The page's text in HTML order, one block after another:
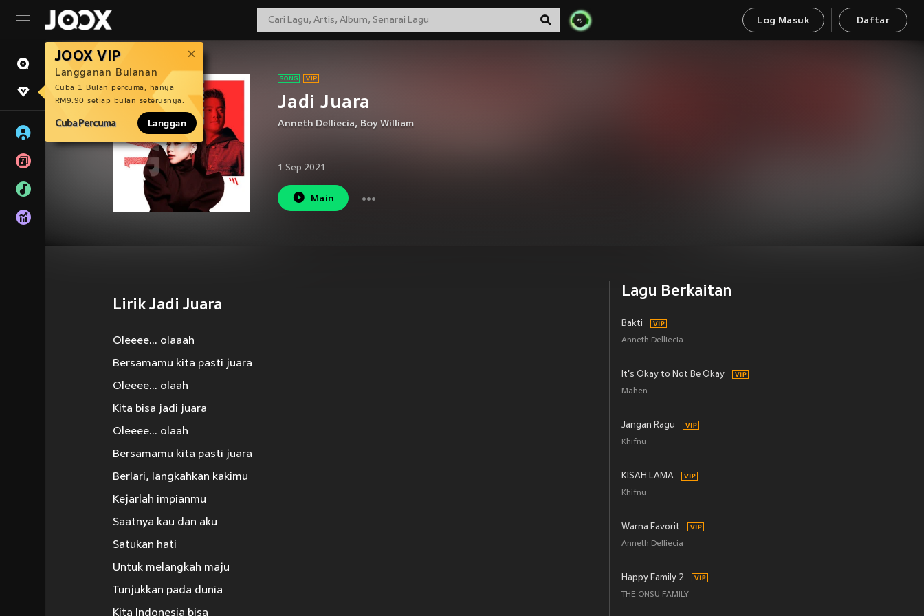
Log Masuk Daftar
JOOX VIP
Langganan Bulanan
Cuba 1 Bulan percuma, hanya
RM9.90 setiap bulan seterusnya.
Cuba Percuma Langgan
Jadi Juara
Anneth Delliecia, Boy William
1 Sep 2021
Main
Lirik Jadi Juara
Oleeee... olaaah
Bersamamu kita pasti juara
Oleeee... olaah
Kita bisa jadi juara
Oleeee... olaah
Bersamamu kita pasti juara
Berlari, langkahkan kakimu
Kejarlah impianmu
Saatnya kau dan aku
Satukan hati
Untuk melangkah maju
Tunjukkan pada dunia
Kita Indonesia bisa
Lagu Berkaitan
Bakti
Anneth Delliecia
It's Okay to Not Be Okay
Mahen
Jangan Ragu
Khifnu
KISAH LAMA
Khifnu
Warna Favorit
Anneth Delliecia
Happy Family 2
THE ONSU FAMILY